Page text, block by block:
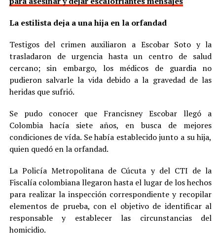
La estilista deja a una hija en la orfandad
Testigos del crimen auxiliaron a Escobar Soto y la
trasladaron de urgencia hasta un centro de salud
cercano; sin embargo, los médicos de guardia no
pudieron salvarle la vida debido a la gravedad de las
heridas que sufrió.
Se pudo conocer que Francisney Escobar llegó a
Colombia hacía siete años, en busca de mejores
condiciones de vída. Se había establecido junto a su hija,
quien quedó en la orfandad.
La Policía Metropolitana de Cúcuta y del CTI de la
Fiscalía colombiana llegaron hasta el lugar de los hechos
para realizar la inspección correspondiente y recopilar
elementos de prueba, con el objetivo de identificar al
responsable y establecer las circunstancias del
homicidio.